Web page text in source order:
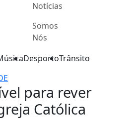
Notícias
Somos
Nós
DesportoTrânsito
para rever
Católica